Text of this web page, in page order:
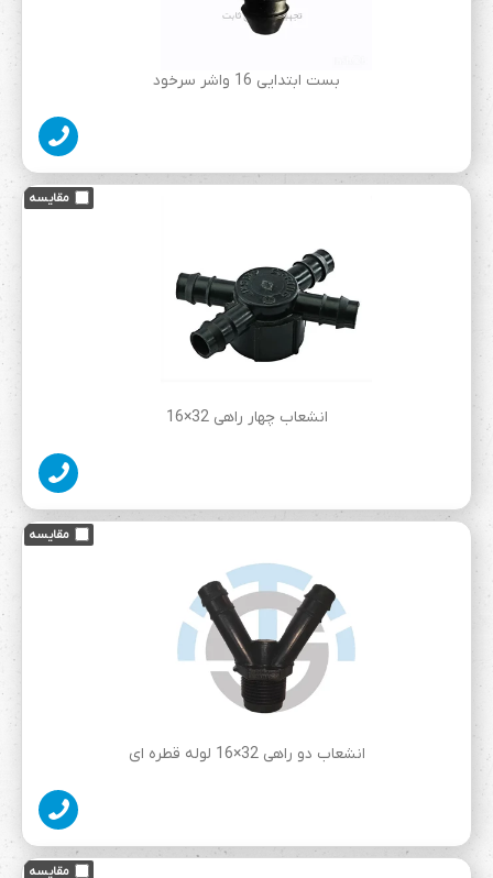
بست ابتدایی 16 واشر سرخود
انشعاب چهار راهی 32×16
انشعاب دو راهی 32×16 لوله قطره ای